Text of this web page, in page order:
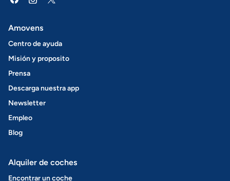
Amovens
Centro de ayuda
Misión y proposito
Prensa
Descarga nuestra app
Newsletter
Empleo
Blog
Alquiler de coches
Encontrar un coche